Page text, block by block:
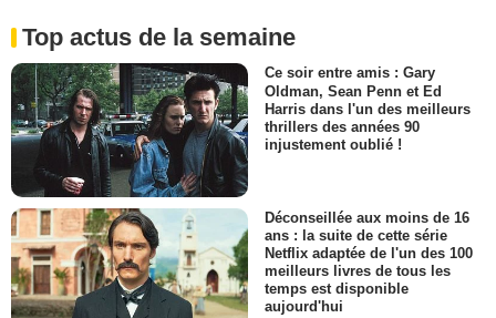
Top actus de la semaine
Ce soir entre amis : Gary
Oldman, Sean Penn et Ed
Harris dans l'un des meilleurs
thrillers des années 90
injustement oublié !
Déconseillée aux moins de 16
ans : la suite de cette série
Netflix adaptée de l'un des 100
meilleurs livres de tous les
temps est disponible
aujourd'hui